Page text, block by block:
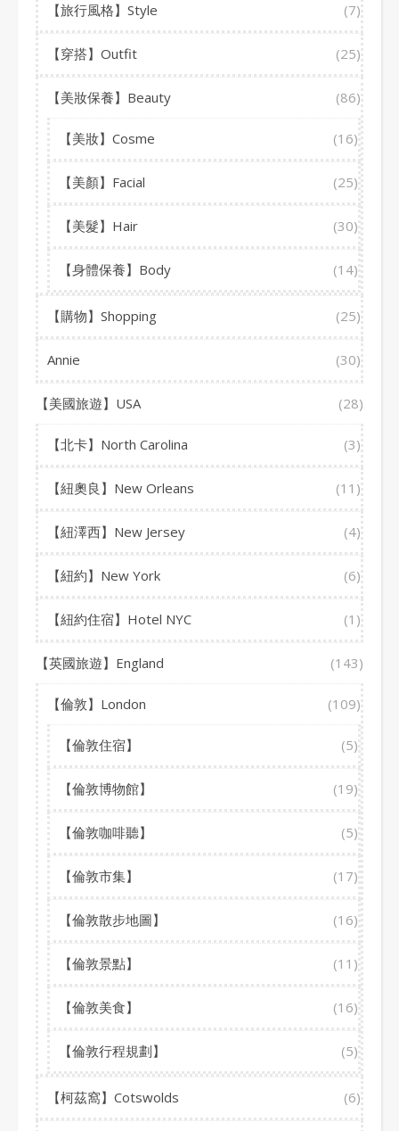
【旅行風格】Style (7)
【穿搭】Outfit (25)
【美妝保養】Beauty (86)
【美妝】Cosme (16)
【美顏】Facial (25)
【美髮】Hair (30)
【身體保養】Body (14)
【購物】Shopping (25)
Annie (30)
【美國旅遊】USA (28)
【北卡】North Carolina (3)
【紐奧良】New Orleans (11)
【紐澤西】New Jersey (4)
【紐約】New York (6)
【紐約住宿】Hotel NYC (1)
【英國旅遊】England (143)
【倫敦】London (109)
【倫敦住宿】 (5)
【倫敦博物館】 (19)
【倫敦咖啡聽】 (5)
【倫敦市集】 (17)
【倫敦散步地圖】 (16)
【倫敦景點】 (11)
【倫敦美食】 (16)
【倫敦行程規劃】 (5)
【柯茲窩】Cotswolds (6)